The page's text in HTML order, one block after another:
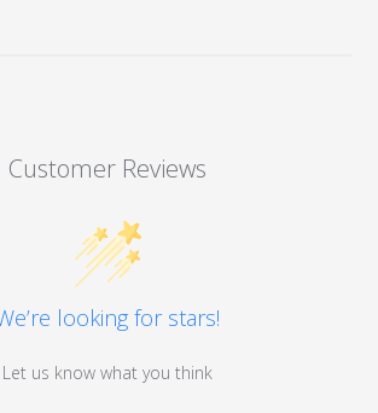
Customer Reviews
looking for stars!
Let us know what you think